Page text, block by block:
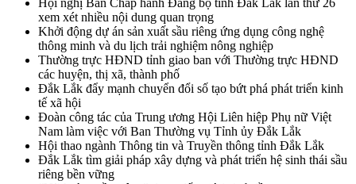
Hội nghị Ban Chấp hành Đảng bộ tỉnh Đắk Lắk lần thứ 26
xem xét nhiều nội dung quan trọng
Khởi động dự án sản xuất sầu riêng ứng dụng công nghệ
thông minh và du lịch trải nghiệm nông nghiệp
Thường trực HĐND tỉnh giao ban với Thường trực HĐND
các huyện, thị xã, thành phố
Đắk Lắk đẩy mạnh chuyển đổi số tạo bứt phá phát triển kinh
tế xã hội
Đoàn công tác của Trung ương Hội Liên hiệp Phụ nữ Việt
Nam làm việc với Ban Thường vụ Tỉnh ủy Đắk Lắk
Hội thao ngành Thông tin và Truyền thông tỉnh Đắk Lắk
Đắk Lắk tìm giải pháp xây dựng và phát triển hệ sinh thái sầu
riêng bền vững